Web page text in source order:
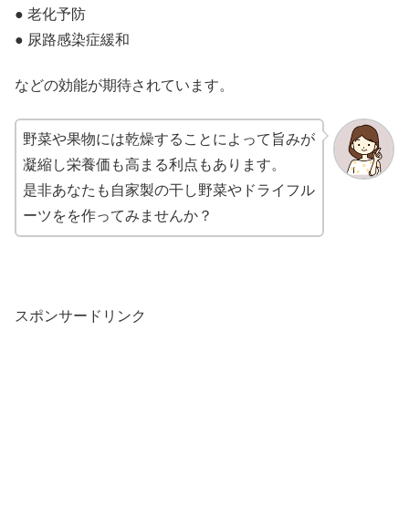
● 老化予防
● 尿路感染症緩和
などの効能が期待されています。
野菜や果物には乾燥することによって旨みが
凝縮し栄養価も高まる利点もあります。
是非あなたも自家製の干し野菜やドライフル
ーツをを作ってみませんか？
スポンサードリンク